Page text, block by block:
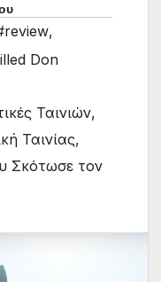
,
Don
Ταινιών,
Ταινίας,
Σκότωσε τον